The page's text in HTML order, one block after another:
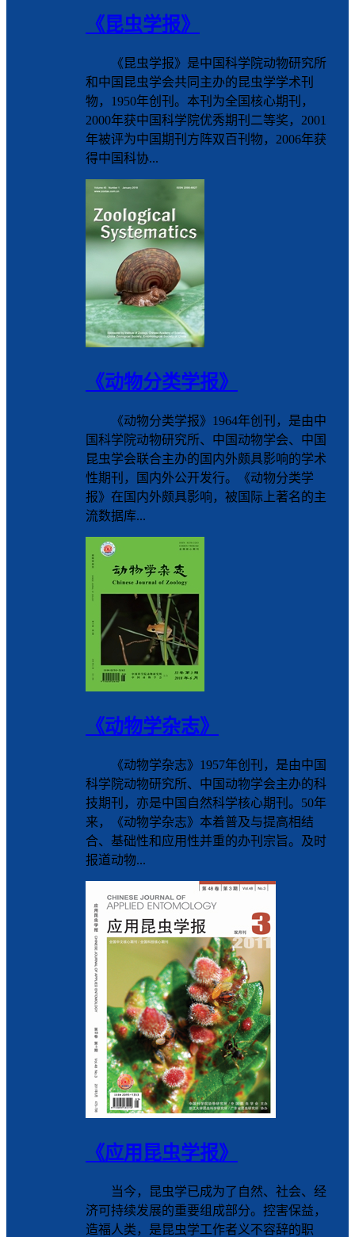
《昆虫学报》
《昆虫学报》是中国科学院动物研究所
和中国昆虫学会共同主办的昆虫学学术刊
物，1950年创刊。本刊为全国核心期刊，
2000年获中国科学院优秀期刊二等奖，2001
年被评为中国期刊方阵双百刊物，2006年获
得中国科协...
《动物分类学报》
《动物分类学报》1964年创刊，是由中
国科学院动物研究所、中国动物学会、中国
昆虫学会联合主办的国内外颇具影响的学术
性期刊，国内外公开发行。《动物分类学
报》在国内外颇具影响，被国际上著名的主
流数据库...
《动物学杂志》
《动物学杂志》1957年创刊，是由中国
科学院动物研究所、中国动物学会主办的科
技期刊，亦是中国自然科学核心期刊。50年
来，《动物学杂志》本着普及与提高相结
合、基础性和应用性并重的办刊宗旨。及时
报道动物...
《应用昆虫学报》
当今，昆虫学已成为了自然、社会、经
济可持续发展的重要组成部分。控害保益，
造福人类，是昆虫学工作者义不容辞的职